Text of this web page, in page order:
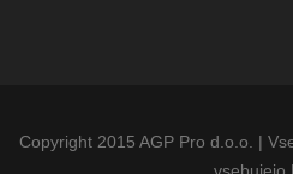
Copyright 2015 AGP Pro d.o.o. |